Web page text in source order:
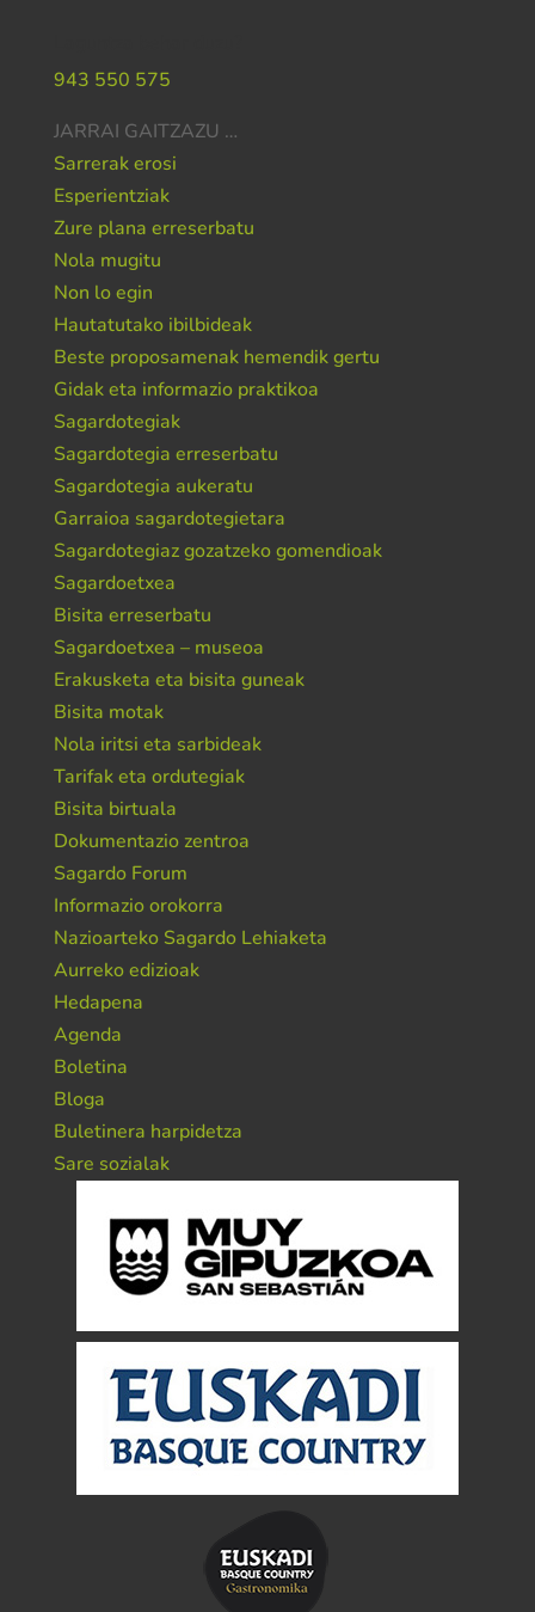
943 550 575
JARRAI GAITZAZU …
Sarrerak erosi
Esperientziak
Zure plana erreserbatu
Nola mugitu
Non lo egin
Hautatutako ibilbideak
Beste proposamenak hemendik gertu
Gidak eta informazio praktikoa
Sagardotegiak
Sagardotegia erreserbatu
Sagardotegia aukeratu
Garraioa sagardotegietara
Sagardotegiaz gozatzeko gomendioak
Sagardoetxea
Bisita erreserbatu
Sagardoetxea – museoa
Erakusketa eta bisita guneak
Bisita motak
Nola iritsi eta sarbideak
Tarifak eta ordutegiak
Bisita birtuala
Dokumentazio zentroa
Sagardo Forum
Informazio orokorra
Nazioarteko Sagardo Lehiaketa
Aurreko edizioak
Hedapena
Agenda
Boletina
Bloga
Buletinera harpidetza
Sare sozialak